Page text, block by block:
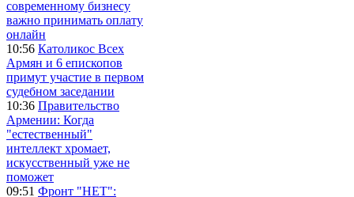
современному бизнесу
важно принимать оплату
онлайн
10:56 Католикос Всех
Армян и 6 епископов
примут участие в первом
судебном заседании
10:36 Правительство
Армении: Когда
"естественный"
интеллект хромает,
искусственный уже не
поможет
09:51 Фронт "НЕТ":